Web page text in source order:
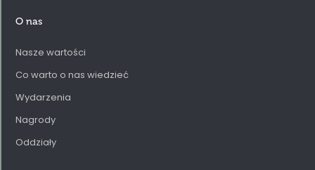
O nas
Nasze wartości
Co warto o nas wiedzieć
Wydarzenia
Nagrody
Oddziały